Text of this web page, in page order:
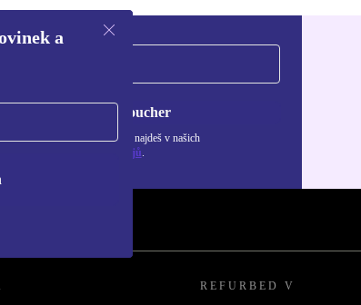
a
Chci voucher
o použití osobních údajů najdeš v našich
ochrany osobních údajů.
REFURBED V